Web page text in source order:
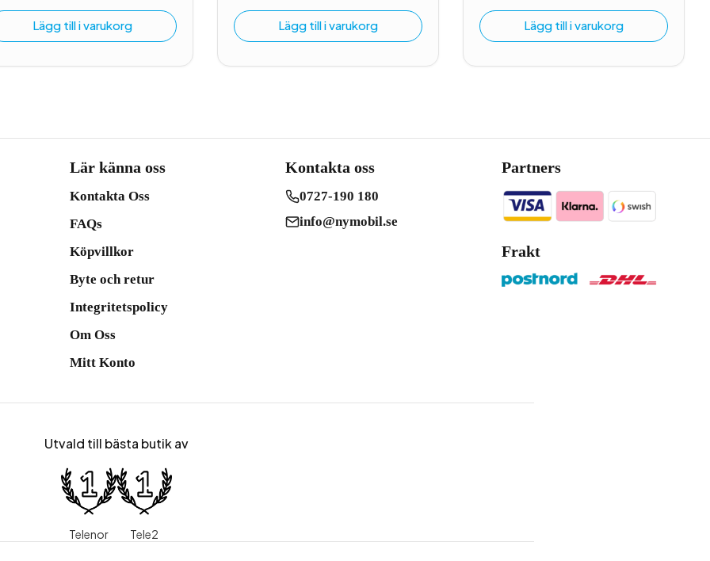
priset
var:
147 kr.
priset
är:
120 kr.
Lägg till i varukorg
priset
var:
77 kr.
priset
är:
62 kr.
Lägg till i varukorg
priset
var:
100 kr.
priset
är:
82 kr.
Lägg till i varukorg
Lär känna oss
Kontakta Oss
FAQs
Köpvillkor
Byte och retur
Integritetspolicy
Om Oss
Mitt Konto
Kontakta oss
0727-190 180
info@nymobil.se
Partners
Frakt
Utvald till bästa butik av
Telenor Tele2